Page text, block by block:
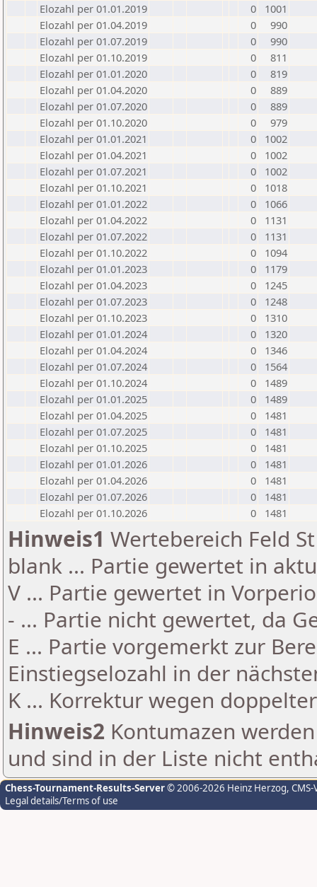
Elozahl per 01.01.2019
0
1001
Elozahl per 01.04.2019
0
990
Elozahl per 01.07.2019
0
990
Elozahl per 01.10.2019
0
811
Elozahl per 01.01.2020
0
819
Elozahl per 01.04.2020
0
889
Elozahl per 01.07.2020
0
889
Elozahl per 01.10.2020
0
979
Elozahl per 01.01.2021
0
1002
Elozahl per 01.04.2021
0
1002
Elozahl per 01.07.2021
0
1002
Elozahl per 01.10.2021
0
1018
Elozahl per 01.01.2022
0
1066
Elozahl per 01.04.2022
0
1131
Elozahl per 01.07.2022
0
1131
Elozahl per 01.10.2022
0
1094
Elozahl per 01.01.2023
0
1179
Elozahl per 01.04.2023
0
1245
Elozahl per 01.07.2023
0
1248
Elozahl per 01.10.2023
0
1310
Elozahl per 01.01.2024
0
1320
Elozahl per 01.04.2024
0
1346
Elozahl per 01.07.2024
0
1564
Elozahl per 01.10.2024
0
1489
Elozahl per 01.01.2025
0
1489
Elozahl per 01.04.2025
0
1481
Elozahl per 01.07.2025
0
1481
Elozahl per 01.10.2025
0
1481
Elozahl per 01.01.2026
0
1481
Elozahl per 01.04.2026
0
1481
Elozahl per 01.07.2026
0
1481
Elozahl per 01.10.2026
0 1481
Hinweis1 Wertebereich Feld
blank ... Partie gewertet in
V ... Partie gewertet in
- ... Partie nicht gewertet, da
E ... Partie vorgemerkt zur
Einstiegselozahl in der
K ... Korrektur wegen
Hinweis2 Kontumazen
und sind in der Liste nicht
Chess-Tournament-Results-Server© 2006-2026 Heinz Herzog,
Legal details/Terms of use